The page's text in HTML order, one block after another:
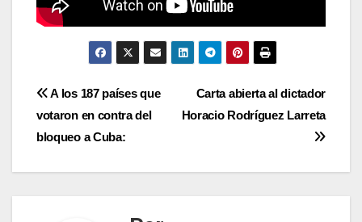
Navegación
de
entradas
Carta abierta al dictador
Horacio Rodríguez Larreta
A los 187 países que
votaron en contra del
bloqueo a Cuba: